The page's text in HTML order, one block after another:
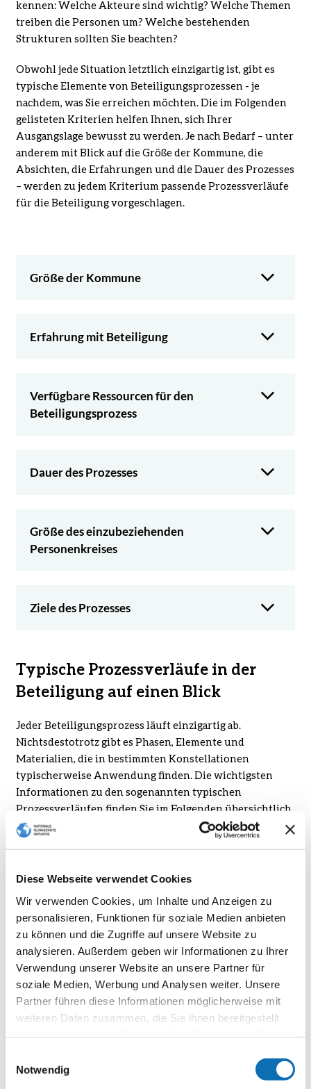
Diese Webseite verwendet Cookies
Wir verwenden Cookies, um Inhalte und Anzeigen zu
personalisieren, Funktionen für soziale Medien anbieten
zu können und die Zugriffe auf unsere Website zu
analysieren. Außerdem geben wir Informationen zu Ihrer
Verwendung unserer Website an unsere Partner für
soziale Medien, Werbung und Analysen weiter. Unsere
Partner führen diese Informationen möglicherweise mit
weiteren Daten zusammen, die Sie ihnen bereitgestellt
Notwendig
kennen: Welche Akteure sind wichtig? Welche Themen
treiben die Personen um? Welche bestehenden
Strukturen sollten Sie beachten?
Obwohl jede Situation letztlich einzigartig ist, gibt es
typische Elemente von Beteiligungsprozessen - je
nachdem, was Sie erreichen möchten. Die im Folgenden
gelisteten Kriterien helfen Ihnen, sich Ihrer
Ausgangslage bewusst zu werden. Je nach Bedarf – unter
anderem mit Blick auf die Größe der Kommune, die
Absichten, die Erfahrungen und die Dauer des Prozesses
– werden zu jedem Kriterium passende Prozessverläufe
für die Beteiligung vorgeschlagen.
Größe der Kommune
Erfahrung mit Beteiligung
Verfügbare Ressourcen für den
Beteiligungsprozess
Dauer des Prozesses
Größe des einzubeziehenden
Personenkreises
Ziele des Prozesses
Typische Prozessverläufe in der
Beteiligung auf einen Blick
Jeder Beteiligungsprozess läuft einzigartig ab.
Nichtsdestotrotz gibt es Phasen, Elemente und
Materialien, die in bestimmten Konstellationen
typischerweise Anwendung finden. Die wichtigsten
Informationen zu den sogenannten typischen
Prozessverläufen finden Sie im Folgenden übersichtlich
zusammengestellt. Die Verläufe wurden im Projekt
„Klima-KomPakt“ gemeinsam mit Kommunen erprobt
Kurz und bündig: Menschen durch
Aktionstage beteiligen
Miteinander reden und voneinander
lernen: gemeinsame Willensbildung